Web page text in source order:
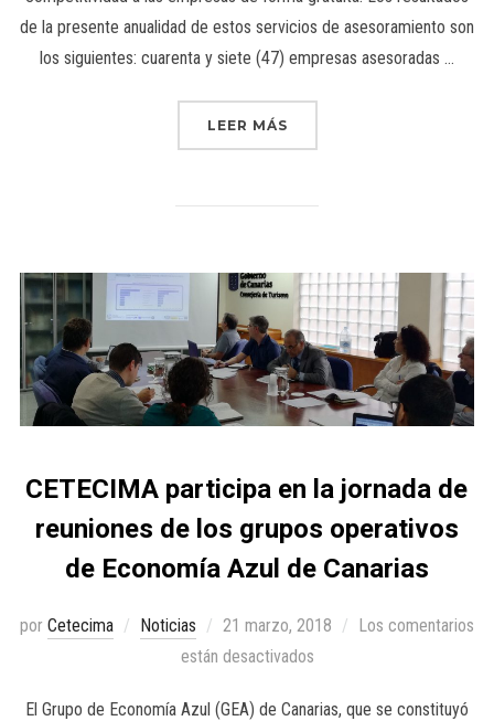
de la presente anualidad de estos servicios de asesoramiento son
los siguientes: cuarenta y siete (47) empresas asesoradas …
LEER MÁS
CETECIMA participa en la jornada de
reuniones de los grupos operativos
de Economía Azul de Canarias
por Cetecima Noticias 21 marzo, 2018
Los comentarios
están desactivados
El Grupo de Economía Azul (GEA) de Canarias, que se constituyó